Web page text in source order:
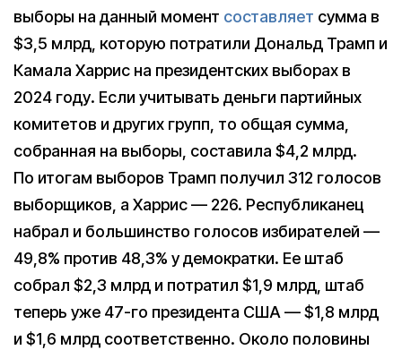
выборы на данный момент составляет сумма в
$3,5 млрд, которую потратили Дональд Трамп и
Камала Харрис на президентских выборах в
2024 году. Если учитывать деньги партийных
комитетов и других групп, то общая сумма,
собранная на выборы, составила $4,2 млрд.
По итогам выборов Трамп получил 312 голосов
выборщиков, а Харрис — 226. Республиканец
набрал и большинство голосов избирателей —
49,8% против 48,3% у демократки. Ее штаб
собрал $2,3 млрд и потратил $1,9 млрд, штаб
теперь уже 47-го президента США — $1,8 млрд
и $1,6 млрд соответственно. Около половины